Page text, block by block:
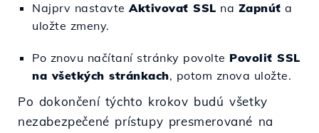
Najprv nastavteAktivovať SSL na Zapnúť a
uložte zmeny.
Po znovu načítaní stránky povolte Povoliť SSL
na všetkých stránkach, potom znova uložte.
Po dokončení týchto krokov budú všetky
nezabezpečené prístupy presmerované na